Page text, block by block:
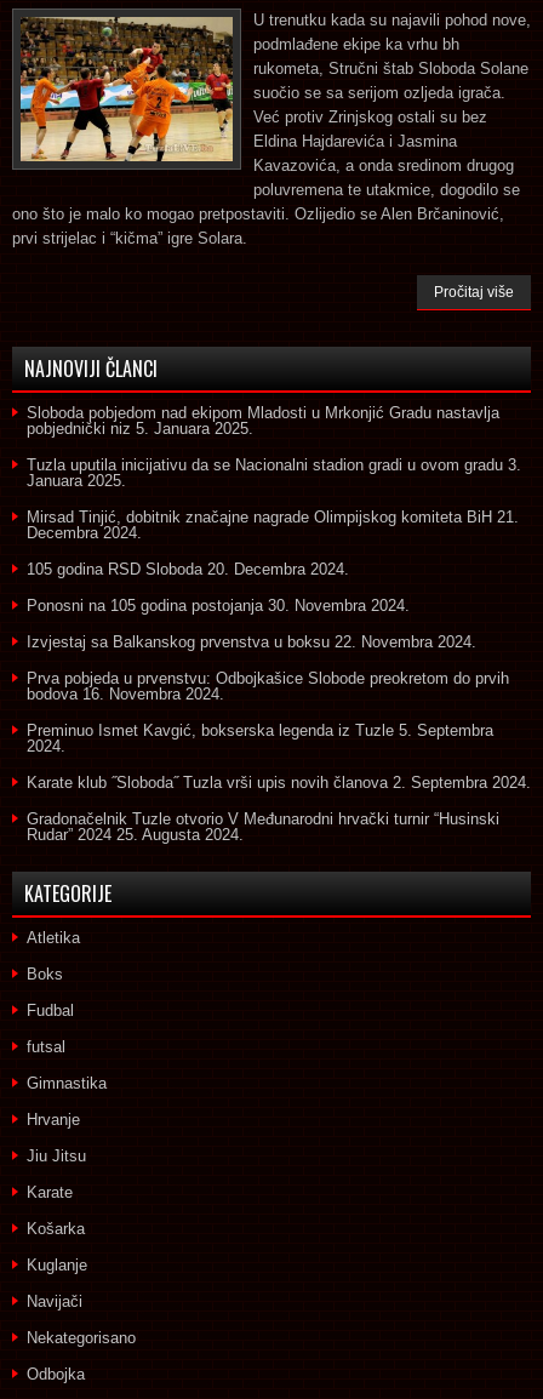
U trenutku kada su najavili pohod nove,
podmlađene ekipe ka vrhu bh
rukometa, Stručni štab Sloboda Solane
suočio se sa serijom ozljeda igrača.
Već protiv Zrinjskog ostali su bez
Eldina Hajdarevića i Jasmina
Kavazovića, a onda sredinom drugog
poluvremena te utakmice, dogodilo se
ono što je malo ko mogao pretpostaviti. Ozlijedio se Alen Brčaninović,
prvi strijelac i “kičma” igre Solara.
Pročitaj više
NAJNOVIJI ČLANCI
Sloboda pobjedom nad ekipom Mladosti u Mrkonjić Gradu nastavlja
pobjednički niz 5. Januara 2025.
Tuzla uputila inicijativu da se Nacionalni stadion gradi u ovom gradu 3.
Januara 2025.
Mirsad Tinjić, dobitnik značajne nagrade Olimpijskog komiteta BiH 21.
Decembra 2024.
105 godina RSD Sloboda 20. Decembra 2024.
Ponosni na 105 godina postojanja 30. Novembra 2024.
Izvjestaj sa Balkanskog prvenstva u boksu 22. Novembra 2024.
Prva pobjeda u prvenstvu: Odbojkašice Slobode preokretom do prvih
bodova 16. Novembra 2024.
Preminuo Ismet Kavgić, bokserska legenda iz Tuzle 5. Septembra
2024.
Karate klub ˝Sloboda˝ Tuzla vrši upis novih članova 2. Septembra 2024.
Gradonačelnik Tuzle otvorio V Međunarodni hrvački turnir “Husinski
Rudar” 2024 25. Augusta 2024.
KATEGORIJE
Atletika
Boks
Fudbal
futsal
Gimnastika
Hrvanje
Jiu Jitsu
Karate
Košarka
Kuglanje
Navijači
Nekategorisano
Odbojka